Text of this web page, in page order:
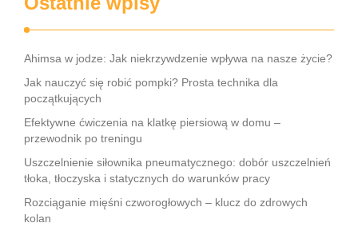
Ahimsa w jodze: Jak niekrzywdzenie wpływa na nasze życie?
Jak nauczyć się robić pompki? Prosta technika dla
początkujących
Efektywne ćwiczenia na klatkę piersiową w domu –
przewodnik po treningu
Uszczelnienie siłownika pneumatycznego: dobór uszczelnień
tłoka, tłoczyska i statycznych do warunków pracy
Rozciąganie mięśni czworogłowych – klucz do zdrowych
kolan